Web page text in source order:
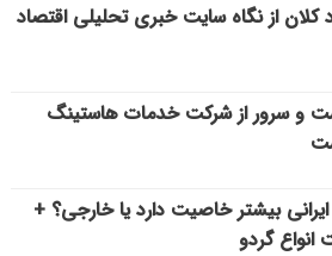
کلان از نگاه سایت خبری تحلیلی اقتصاد
و سرور از شرکت خدمات هاستینگ
بیشتر خاصیت دارد یا خارجی؟ +
گردو